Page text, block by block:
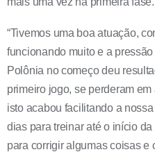
“Tivemos uma boa atuação,
funcionando muito e a
Polônia no começo deu
primeiro jogo, se perderam
isto acabou facilitando a
dias para treinar até o início
para corrigir algumas coisas e